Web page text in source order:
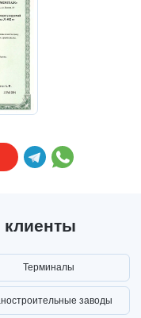
клиенты
Терминалы
заводы